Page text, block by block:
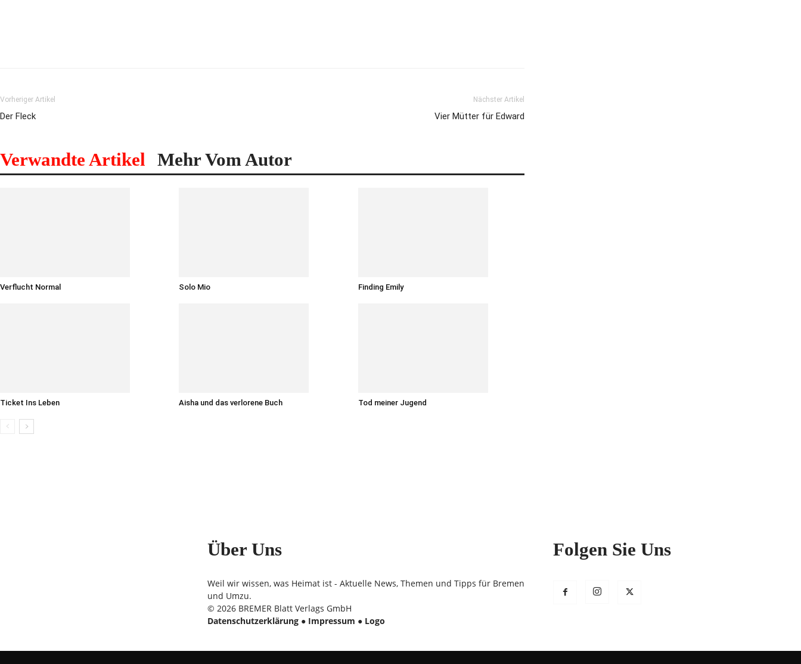
Vorheriger Artikel
Der Fleck
Nächster Artikel
Vier Mütter für Edward
Verwandte Artikel Mehr Vom Autor
Verflucht Normal Solo Mio Finding Emily
Ticket Ins Leben Aisha und das verlorene Buch Tod meiner Jugend
Über Uns
Weil wir wissen, was Heimat ist - Aktuelle News, Themen und Tipps für Bremen
und Umzu.
© 2026 BREMER Blatt Verlags GmbH
Datenschutzerklärung ● Impressum ● Logo
Folgen Sie Uns